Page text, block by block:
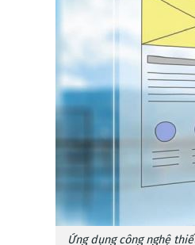
Ứng dụng công nghệ